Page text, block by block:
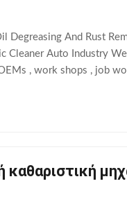
Degreasing And Rust
Cleaner Auto Industry
, work shops , job